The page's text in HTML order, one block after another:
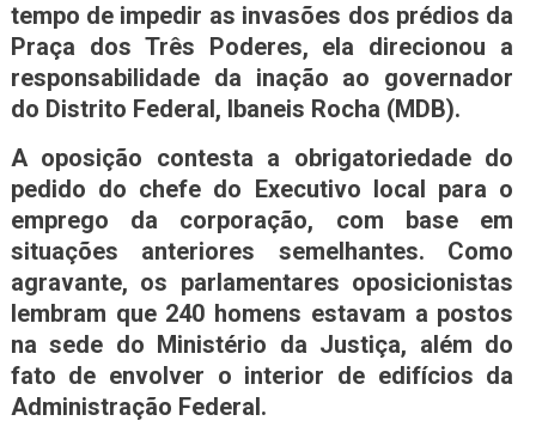
tempo de impedir as invasões dos prédios da
Praça dos Três Poderes, ela direcionou a
responsabilidade da inação ao governador
do Distrito Federal, Ibaneis Rocha (MDB).
A oposição contesta a obrigatoriedade do
pedido do chefe do Executivo local para o
emprego da corporação, com base em
situações anteriores semelhantes. Como
agravante, os parlamentares oposicionistas
lembram que 240 homens estavam a postos
na sede do Ministério da Justiça, além do
fato de envolver o interior de edifícios da
Administração Federal.